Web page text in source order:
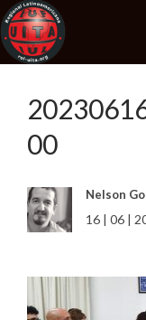
00
Nelson
16 | 06 |